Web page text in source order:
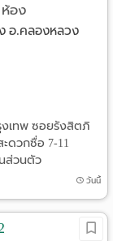
ห้อง
อ.คลองหลวง
เทพ ซอยรังสิตภิ
ดวกซื่อ 7-11
ส่วนตัว
วันนี้